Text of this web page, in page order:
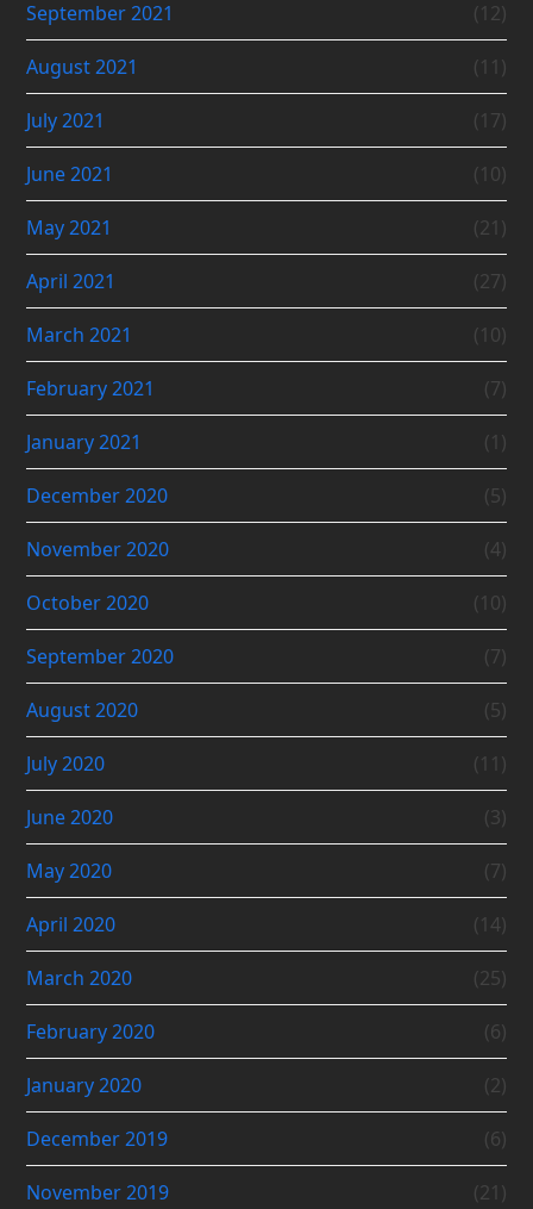
September 2021 (12)
August 2021 (11)
July 2021 (17)
June 2021 (10)
May 2021 (21)
April 2021 (27)
March 2021 (10)
February 2021 (7)
January 2021 (1)
December 2020 (5)
November 2020 (4)
October 2020 (10)
September 2020 (7)
August 2020 (5)
July 2020 (11)
June 2020 (3)
May 2020 (7)
April 2020 (14)
March 2020 (25)
February 2020 (6)
January 2020 (2)
December 2019 (6)
November 2019 (21)